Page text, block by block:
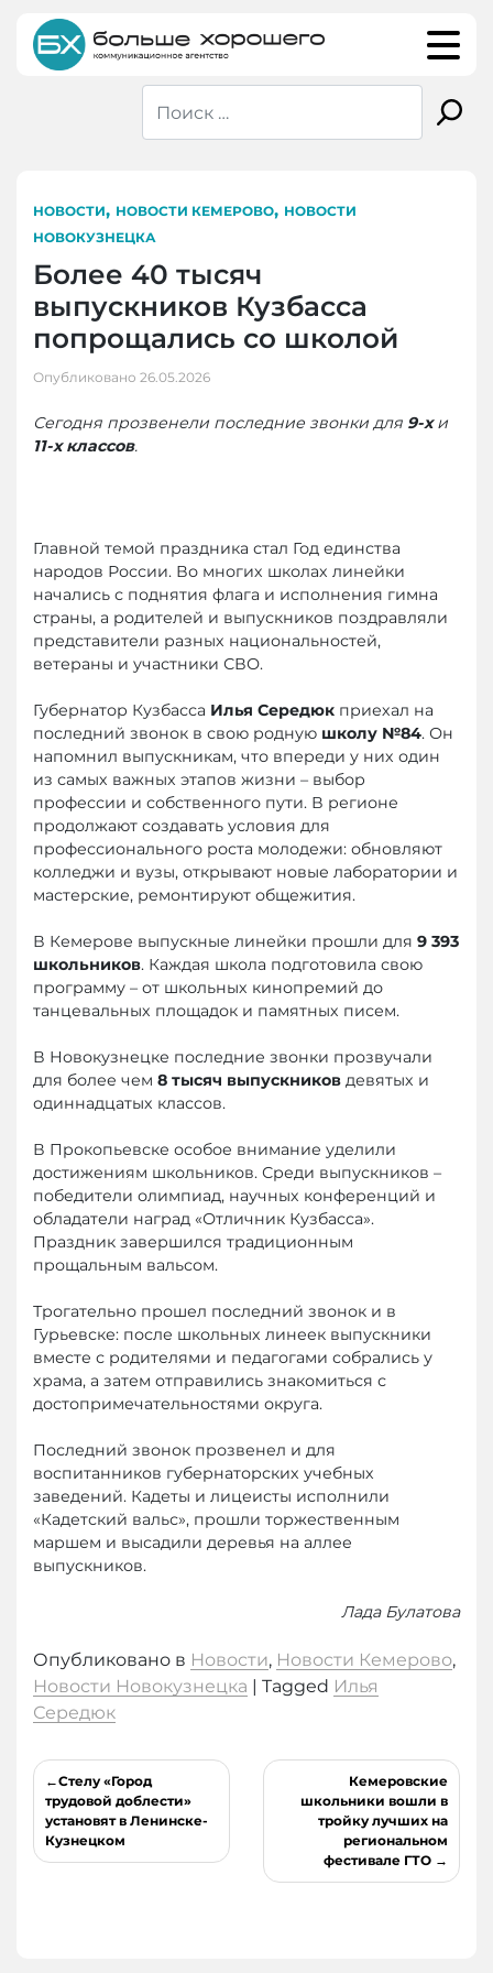
content
НОВОСТИ, НОВОСТИ КЕМЕРОВО, НОВОСТИ
НОВОКУЗНЕЦКА
Более 40 тысяч
выпускников Кузбасса
попрощались со школой
Опубликовано 26.05.2026
Сегодня прозвенели последние звонки для 9-хи
11-х классов.
Главной темой праздника стал Год единства
народов России. Во многих школах линейки
начались с поднятия флага и исполнения гимна
страны, а родителей и выпускников поздравляли
представители разных национальностей,
ветераны и участники СВО.
Губернатор Кузбасса Илья Середюк приехал на
последний звонок в свою родную школу №84. Он
напомнил выпускникам, что впереди у них один
из самых важных этапов жизни – выбор
профессии и собственного пути. В регионе
продолжают создавать условия для
профессионального роста молодежи: обновляют
колледжи и вузы, открывают новые лаборатории и
мастерские, ремонтируют общежития.
В Кемерове выпускные линейки прошли для 9 393
школьников. Каждая школа подготовила свою
программу – от школьных кинопремий до
танцевальных площадок и памятных писем.
В Новокузнецке последние звонки прозвучали
для более чем 8 тысяч выпускников девятых и
одиннадцатых классов.
В Прокопьевске особое внимание уделили
достижениям школьников. Среди выпускников –
победители олимпиад, научных конференций и
обладатели наград «Отличник Кузбасса».
Праздник завершился традиционным
прощальным вальсом.
Трогательно прошел последний звонок и в
Гурьевске: после школьных линеек выпускники
вместе с родителями и педагогами собрались у
храма, а затем отправились знакомиться с
достопримечательностями округа.
Последний звонок прозвенел и для
воспитанников губернаторских учебных
заведений. Кадеты и лицеисты исполнили
«Кадетский вальс», прошли торжественным
маршем и высадили деревья на аллее
выпускников.
Лада Булатова
Опубликовано в Новости, Новости Кемерово,
Новости Новокузнецка | Tagged Илья
Середюк
Навигация
по
записям
Стелу «Город
трудовой доблести»
установят в Ленинске-
Кузнецком
Кемеровские
школьники вошли в
тройку лучших на
региональном
фестивале ГТО